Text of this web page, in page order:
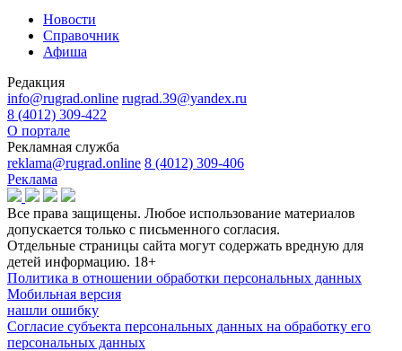
Новости
Справочник
Афиша
Редакция
info@rugrad.online rugrad.39@yandex.ru
8 (4012) 309-422
О портале
Рекламная служба
reklama@rugrad.online 8 (4012) 309-406
Реклама
Все права защищены. Любое использование материалов
допускается только с письменного согласия.
Отдельные страницы сайта могут содержать вредную для
детей информацию. 18+
Политика в отношении обработки персональных данных
Мобильная версия
нашли ошибку
Согласие субъекта персональных данных на обработку его
персональных данных